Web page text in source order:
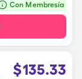
Con Membresía
$135.33